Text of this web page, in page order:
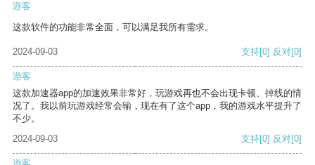
游客
这款软件的功能非常全面，可以满足我所有需求。
2024-09-03 支持[0] 反对[0]
游客
这款加速器app的加速效果非常好，玩游戏再也不会出现卡顿、掉线的情
况了。我以前玩游戏经常会输，现在有了这个app，我的游戏水平提升了
不少。
2024-09-03
支持[0] 反对[0]